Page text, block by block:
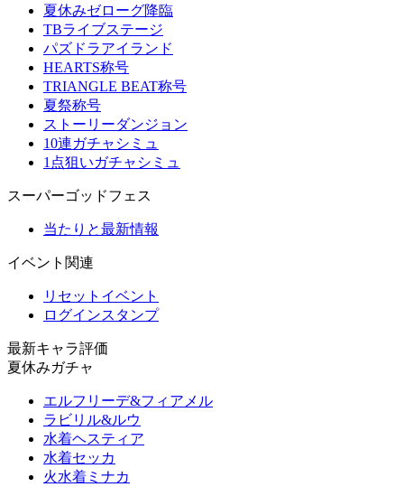
夏休みゼローグ降臨
TBライブステージ
パズドラアイランド
HEARTS称号
TRIANGLE BEAT称号
夏祭称号
ストーリーダンジョン
10連ガチャシミュ
1点狙いガチャシミュ
スーパーゴッドフェス
当たりと最新情報
イベント関連
リセットイベント
ログインスタンプ
最新キャラ評価
夏休みガチャ
エルフリーデ&フィアメル
ラビリル&ルウ
水着ヘスティア
水着セッカ
火水着ミナカ